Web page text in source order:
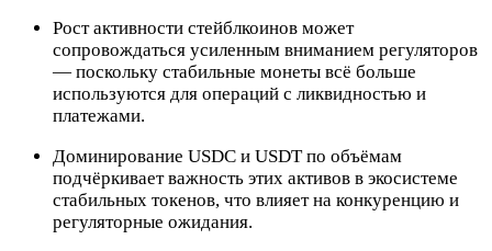
Рост активности стейблкоинов может
сопровождаться усиленным вниманием регуляторов
— поскольку стабильные монеты всё больше
используются для операций с ликвидностью и
платежами.
Доминирование USDC и USDT по объёмам
подчёркивает важность этих активов в экосистеме
стабильных токенов, что влияет на конкуренцию и
регуляторные ожидания.